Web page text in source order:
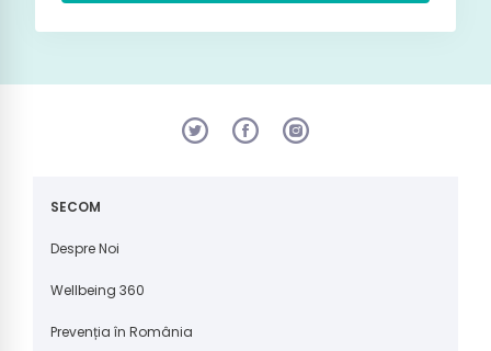
SECOM
Despre Noi
Wellbeing 360
Prevenția în România